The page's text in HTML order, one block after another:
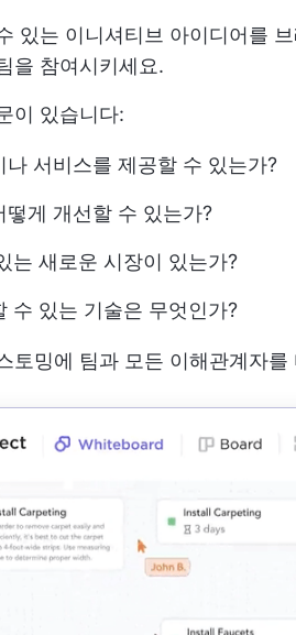
있는 이니셔티브 아이디어를
을 참여시키세요.
이 있습니다:
나 서비스를 제공할 수 있는가?
떻게 개선할 수 있는가?
는 새로운 시장이 있는가?
수 있는 기술은 무엇인가?
토밍에 팀과 모든 이해관계자를